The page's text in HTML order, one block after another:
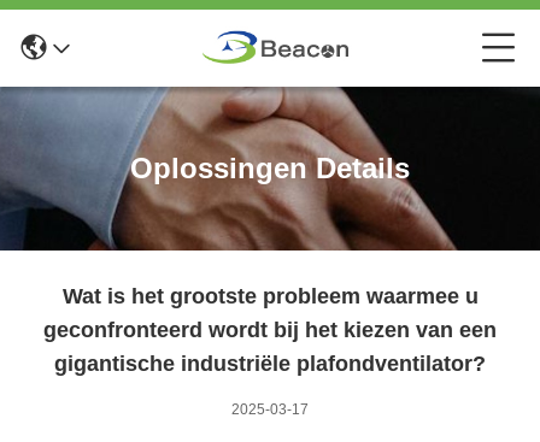
Oplossingen Details
Wat is het grootste probleem waarmee u
geconfronteerd wordt bij het kiezen van een
gigantische industriële plafondventilator?
2025-03-17